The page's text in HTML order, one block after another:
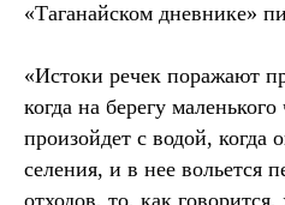
«Таганайском дневнике»
«Истоки речек поражают
когда на берегу
произойдет с водой, когда
селения, и в нее вольется
отходов, то, как